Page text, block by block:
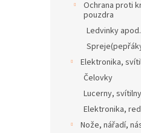
Ochrana proti
pouzdra
Ledvinky apod.
Elektronika,
Čelovky
Lucerny,
Elektronika,
Nože, nářadí,